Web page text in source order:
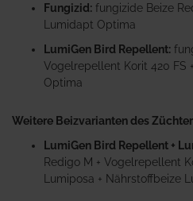
Fungizid: fungizide Beize
Lumidapt Optima
LumiGen Bird Repellent:
Vogelrepellent Korit 420 FS
Optima
Weitere Beizvarianten des
LumiGen Bird Repellent +
Redigo M + Vogelrepellent
Lumiposa + Nährstoffbeize